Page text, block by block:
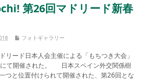
第26回マドリード新春
フォトギャラリー
リード日本人会主催による「もちつき大会」
にて開催された。 日本スペイン外交関係樹
つと位置付けられて開催された、第26回とな